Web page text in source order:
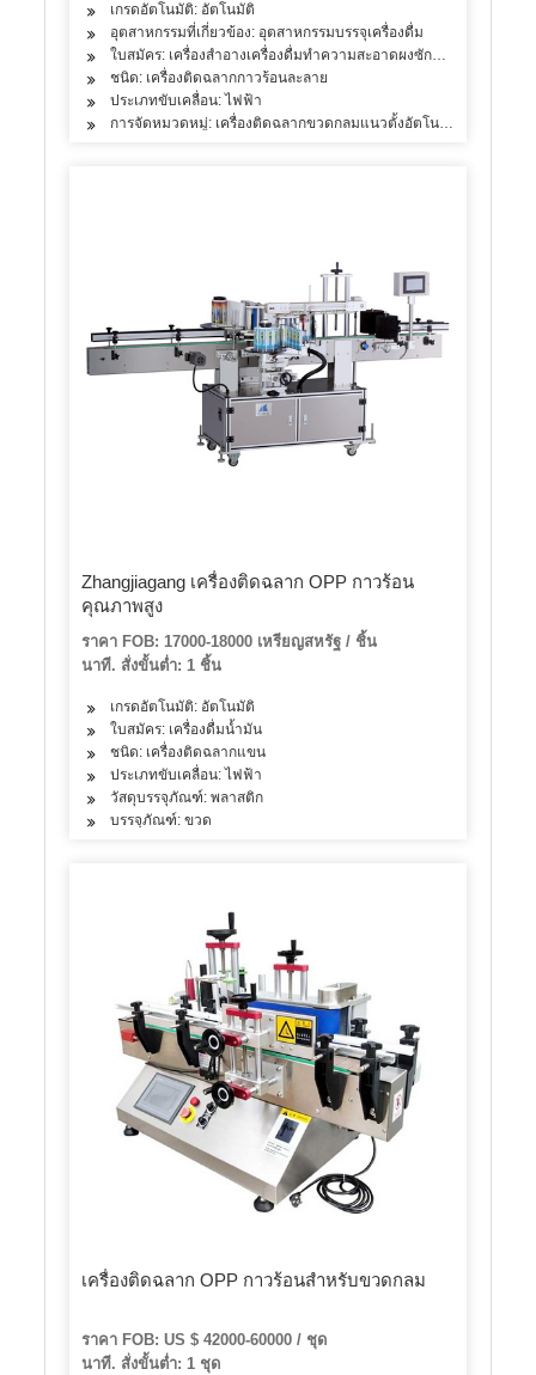
เกรดอัตโนมัติ: อัตโนมัติ
อุตสาหกรรมที่เกี่ยวข้อง: อุตสาหกรรมบรรจุเครื่องดื่ม
ใบสมัคร: เครื่องสำอางเครื่องดื่มทำความสะอาดผงซักฟอกผลิตภั
ชนิด: เครื่องติดฉลากกาวร้อนละลาย
ประเภทขับเคลื่อน: ไฟฟ้า
การจัดหมวดหมู่: เครื่องติดฉลากขวดกลมแนวตั้งอัตโนมัติ
Zhangjiagang เครื่องติดฉลาก OPP กาวร้อน
คุณภาพสูง
ราคา FOB: 17000-18000 เหรียญสหรัฐ / ชิ้น
นาที. สั่งขั้นต่ำ: 1 ชิ้น
เกรดอัตโนมัติ: อัตโนมัติ
ใบสมัคร: เครื่องดื่มน้ำมัน
ชนิด: เครื่องติดฉลากแขน
ประเภทขับเคลื่อน: ไฟฟ้า
วัสดุบรรจุภัณฑ์: พลาสติก
บรรจุภัณฑ์: ขวด
เครื่องติดฉลาก OPP กาวร้อนสำหรับขวดกลม
ราคา FOB: US $ 42000-60000 / ชุด
นาที. สั่งขั้นต่ำ: 1 ชุด